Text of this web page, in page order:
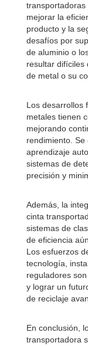
mejorar la
producto y la
desafíos por
de aluminio o
resultar difíciles
de metal o su
Los desarrollos
metales tienen
mejorando
rendimiento. Se
aprendizaje
sistemas de
precisión y
Además, la
cinta
sistemas de
de eficiencia
Los esfuerzos
tecnología,
reguladores
y lograr un
de reciclaje
En conclusión,
transportadora